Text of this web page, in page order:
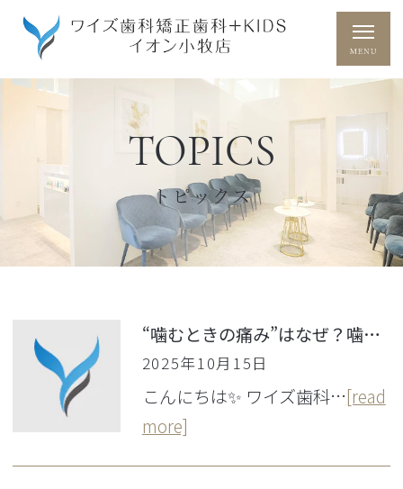
TOPICS
トピックス
“噛むときの痛み”はなぜ？噛み合わせとあごの秘密
2025年10月15日
こんにちは✨ ワイズ歯科…[read
more]